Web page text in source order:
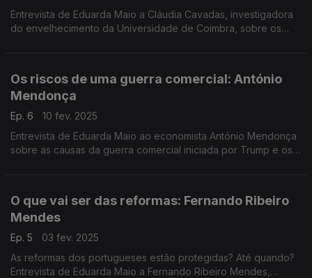
Entrevista de Eduarda Maio a Cláudia Cavadas, investigadora
do envelhecimento da Universidade de Coimbra, sobre os
Os riscos de uma guerra comercial: António
Mendonça
Ep. 6
10 fev. 2025
Entrevista de Eduarda Maio ao economista António Mendonça
sobre as causas da guerra comercial iniciada por Trump e os
O que vai ser das reformas: Fernando Ribeiro
Mendes
Ep. 5
03 fev. 2025
As reformas dos portugueses estão protegidas? Até quando?
Entrevista de Eduarda Maio a Fernando Ribeiro Mendes,